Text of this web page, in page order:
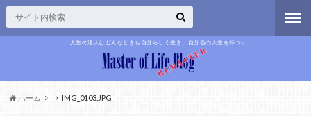
「人生の達人はどんなときも自分らしく生き、自分色の人生を持つ」
ホーム IMG_0103.JPG